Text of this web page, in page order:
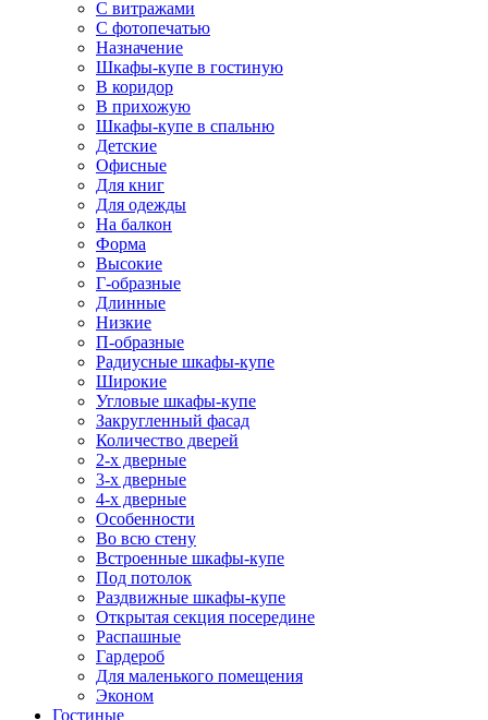
С витражами
С фотопечатью
Назначение
Шкафы-купе в гостиную
В коридор
В прихожую
Шкафы-купе в спальню
Детские
Офисные
Для книг
Для одежды
На балкон
Форма
Высокие
Г-образные
Длинные
Низкие
П-образные
Радиусные шкафы-купе
Широкие
Угловые шкафы-купе
Закругленный фасад
Количество дверей
2-х дверные
3-х дверные
4-х дверные
Особенности
Во всю стену
Встроенные шкафы-купе
Под потолок
Раздвижные шкафы-купе
Открытая секция посередине
Распашные
Гардероб
Для маленького помещения
Эконом
Гостиные